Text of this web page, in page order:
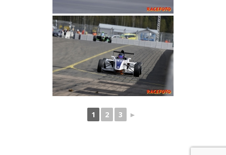
1 2 3 ►